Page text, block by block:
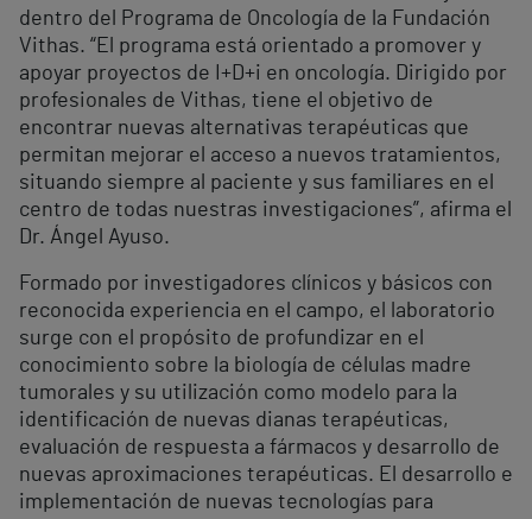
dentro del Programa de Oncología de la Fundación
Vithas. “El programa está orientado a promover y
apoyar proyectos de I+D+i en oncología. Dirigido por
profesionales de Vithas, tiene el objetivo de
encontrar nuevas alternativas terapéuticas que
permitan mejorar el acceso a nuevos tratamientos,
situando siempre al paciente y sus familiares en el
centro de todas nuestras investigaciones”, afirma el
Dr. Ángel Ayuso.
Formado por investigadores clínicos y básicos con
reconocida experiencia en el campo, el laboratorio
surge con el propósito de profundizar en el
conocimiento sobre la biología de células madre
tumorales y su utilización como modelo para la
identificación de nuevas dianas terapéuticas,
evaluación de respuesta a fármacos y desarrollo de
nuevas aproximaciones terapéuticas. El desarrollo e
implementación de nuevas tecnologías para